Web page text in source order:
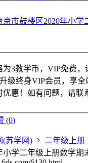
为3教学币，VIP免费，
级终身VIP会员，享全
惠！如有问题，请联
(0)
(苏学网) 二年级上册
小学二年级上册数学期